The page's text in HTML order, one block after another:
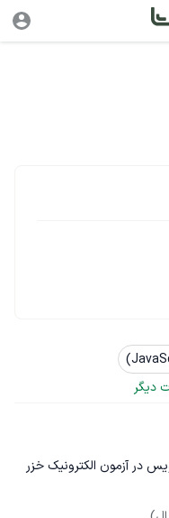
دیگر
برنامه نویس در آزمون الکترونیک خزر